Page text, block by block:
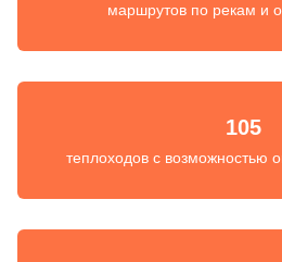
маршрутов по рекам и
105
теплоходов с возможностью